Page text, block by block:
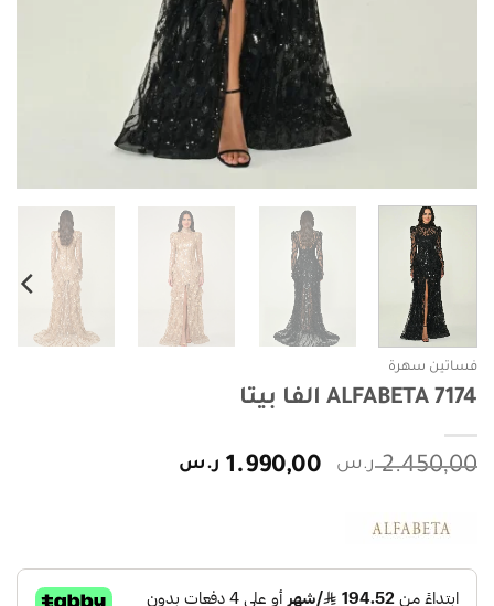
فساتين سهرة
ALFABETA 7174 الفا بيتا
2.450,00 ر.س
السعر
1.990,00 ر.س